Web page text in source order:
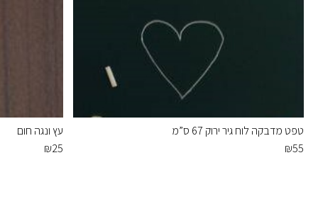
טפט מדבקה לוח גיר ירוק 67 ס”מ
₪55
עץ ונגה חום
₪25